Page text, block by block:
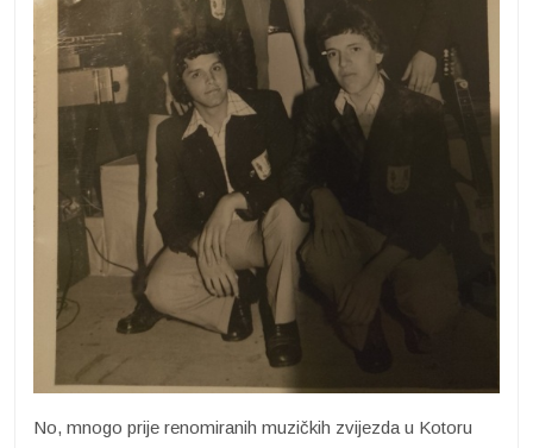
No, mnogo prije renomiranih muzičkih zvijezda u Kotoru